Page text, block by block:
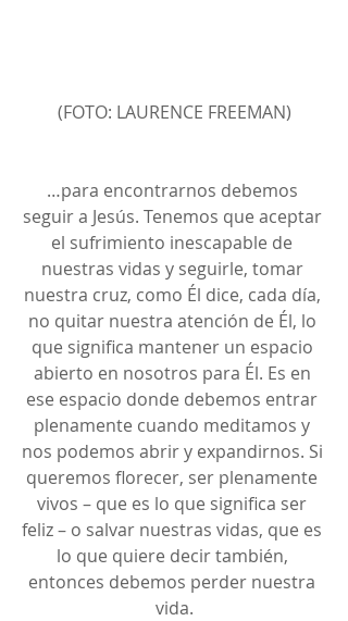
(FOTO: LAURENCE FREEMAN)
…para encontrarnos debemos
seguir a Jesús. Tenemos que aceptar
el sufrimiento inescapable de
nuestras vidas y seguirle, tomar
nuestra cruz, como Él dice, cada día,
no quitar nuestra atención de Él, lo
que significa mantener un espacio
abierto en nosotros para Él. Es en
ese espacio donde debemos entrar
plenamente cuando meditamos y
nos podemos abrir y expandirnos. Si
queremos florecer, ser plenamente
vivos – que es lo que significa ser
feliz – o salvar nuestras vidas, que es
lo que quiere decir también,
entonces debemos perder nuestra
vida.